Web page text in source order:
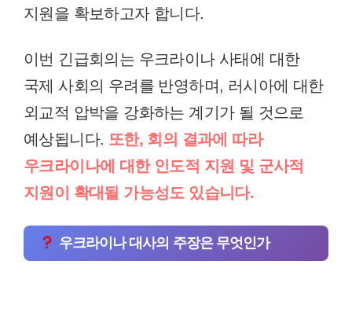
지원을 확보하고자 합니다.
이번 긴급회의는 우크라이나 사태에 대한
국제 사회의 우려를 반영하며, 러시아에 대한
외교적 압박을 강화하는 계기가 될 것으로
예상됩니다. 또한, 회의 결과에 따라
우크라이나에 대한 인도적 지원 및 군사적
지원이 확대될 가능성도 있습니다.
우크라이나 대사의 주장은 무엇인가